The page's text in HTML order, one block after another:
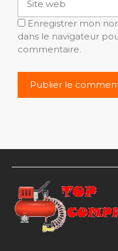
Enregistrer mon
dans le navigateur
commentaire.